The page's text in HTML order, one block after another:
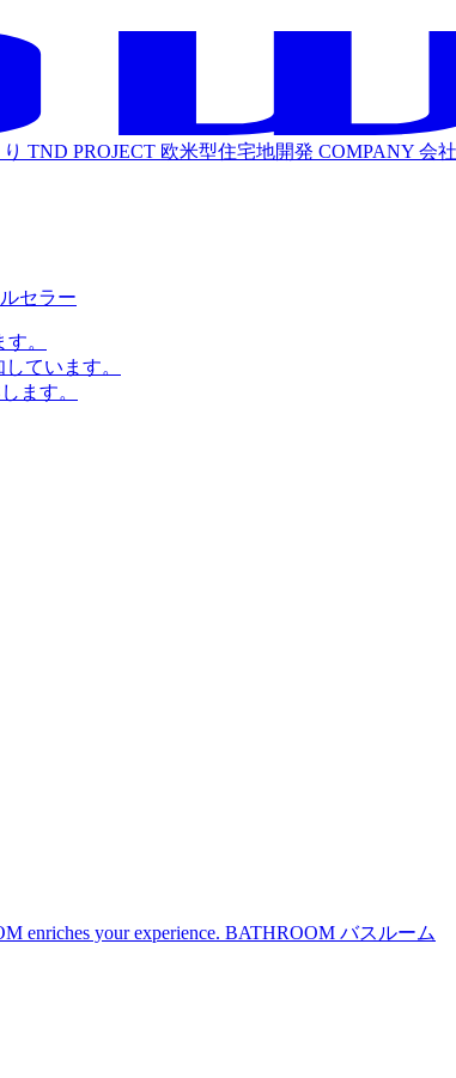
TND PROJECT 欧米型住宅地開発 COMPANY 会
セラー
。
ています。
ます。
enriches your experience. BATHROOM バスルーム